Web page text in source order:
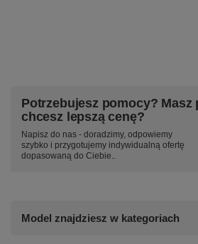
Potrzebujesz pomocy? Masz
chcesz lepszą cenę?
Napisz do nas - doradzimy, odpowiemy
szybko i przygotujemy indywidualną ofertę
dopasowaną do Ciebie..
Model znajdziesz w kategoriach